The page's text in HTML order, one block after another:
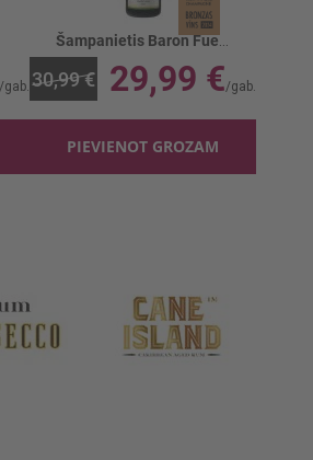
Šampanietis Baron Fuente Tradicion 12.5%
30,99 € 29,99 €
PIEVIENOT GROZAM